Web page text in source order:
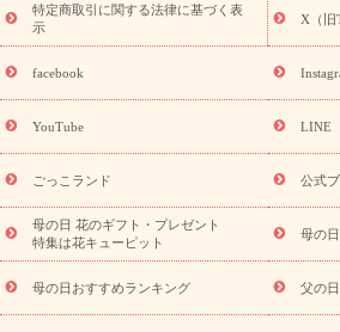
ペーン
「きょう誕生日なんです」キャン
探す
誕生日フラワーギフト 誕生日フ
日フラワーギフト商品一覧
ユリ
誕生花(トルコキキョウ)
9月の誕生花(リ
ギフト
「きょう誕生日
用途から探す お祝いの花特集 当日
一覧
お祝い 新築・
結婚記念日
結婚祝い 出産祝い 退
祝い・長寿祝い
プチギフト ペットの
元・暑中見舞い
敬老の日
お供え
お供え・お悔やみ商品一覧 お
十九日法要以降に贈る花
通夜・葬儀に
特定商取引に関する法律に基づく表
示
X（旧
facebook
YouTube LINE
ごっこランド 公式
母の日 花のギフト・プレゼント
特集は花キューピット
母の
母の日おすすめランキング 父の